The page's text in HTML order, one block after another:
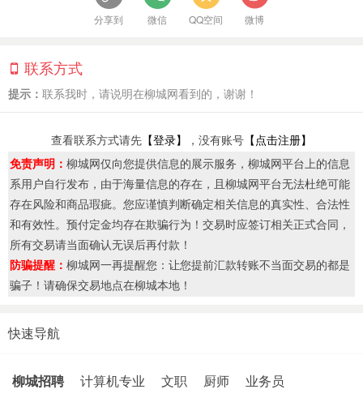
分享到 微信 QQ空间 微博
联系方式
提示： 联系我时，请说明在柳城网看到的，谢谢！
查看联系方式请先 【登录】 ，没有账号 【点击注册】
免责声明： 柳城网仅向您提供信息的展示服务，柳城网平台上的信息
系用户自行发布，由于海量信息的存在，且柳城网平台无法杜绝可能
存在风险和商品瑕疵。您应谨慎判断确定相关信息的真实性、合法性
和有效性。预付定金均存在欺骗行为！交易时应签订相关正式合同，
所有交易请当面确认无误后再付款！
防骗提醒： 柳城网一再提醒您：让您提前汇款转账不当面交易的都是
骗子！请确保交易地点在柳城本地！
快速导航
柳城招聘 计算机专业 文职 厨师
业务员